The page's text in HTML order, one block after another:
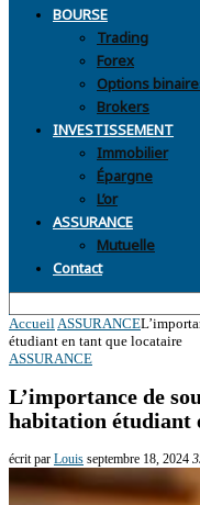
BOURSE
Trading
Forex
Options
Brokers
INVESTISSEMENT
Immobilier
Épargne
L’or
ASSURANCE
Mutuelle
Contact
AccueilASSURANCE
étudiant en tant que locataire
ASSURANCE
L’importance de
habitation étudiant
écrit par Louis septembre 18, 2024